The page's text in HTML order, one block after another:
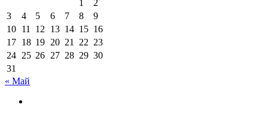
1
2
3
4 5 6 7 8
9
10 11 12 13 14 15 16
17 18 19 20 21 22 23
24 25 26 27 28 29 30
31
« Май